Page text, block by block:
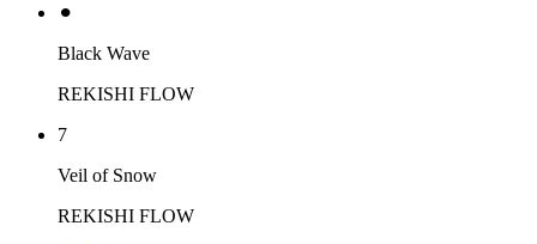
⚫︎
Black Wave
REKISHI FLOW
7
Veil of Snow
REKISHI FLOW